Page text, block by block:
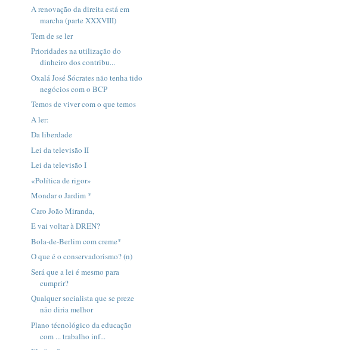
A renovação da direita está em
marcha (parte XXXVIII)
Tem de se ler
Prioridades na utilização do
dinheiro dos contribu...
Oxalá José Sócrates não tenha tido
negócios com o BCP
Temos de viver com o que temos
A ler:
Da liberdade
Lei da televisão II
Lei da televisão I
«Política de rigor»
Mondar o Jardim *
Caro João Miranda,
E vai voltar à DREN?
Bola-de-Berlim com creme*
O que é o conservadorismo? (n)
Será que a lei é mesmo para
cumprir?
Qualquer socialista que se preze
não diria melhor
Plano técnológico da educação
com ... trabalho inf...